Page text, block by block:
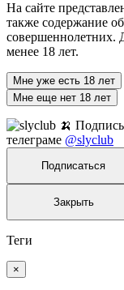
На сайте
также содержание
совершеннолетних.
менее 18 лет.
Мне уже есть 18 лет
Мне еще нет 18 лет
🍌
телеграме @slyclub
Подписаться
Закрыть
Теги
×